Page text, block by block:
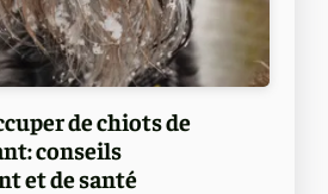
de chiots de
conseils
et de santé